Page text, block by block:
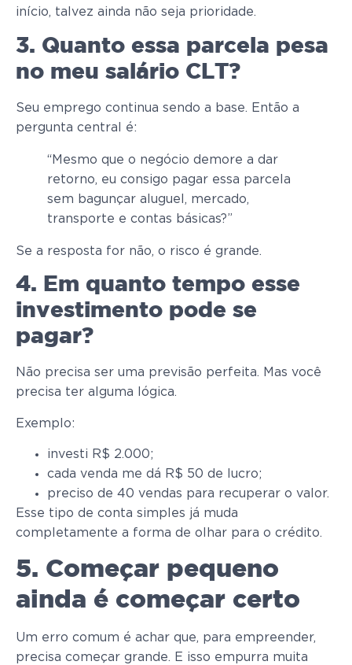
início, talvez ainda não seja prioridade.
3. Quanto essa parcela pesa
no meu salário CLT?
Seu emprego continua sendo a base. Então a
pergunta central é:
“Mesmo que o negócio demore a dar
retorno, eu consigo pagar essa parcela
sem bagunçar aluguel, mercado,
transporte e contas básicas?”
Se a resposta for não, o risco é grande.
4. Em quanto tempo esse
investimento pode se
pagar?
Não precisa ser uma previsão perfeita. Mas você
precisa ter alguma lógica.
Exemplo:
investi R$ 2.000;
cada venda me dá R$ 50 de lucro;
preciso de 40 vendas para recuperar o valor.
Esse tipo de conta simples já muda
completamente a forma de olhar para o crédito.
5. Começar pequeno
ainda é começar certo
Um erro comum é achar que, para empreender,
precisa começar grande. E isso empurra muita